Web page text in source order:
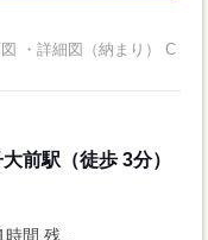
前駅（徒歩 3分）
間 残...